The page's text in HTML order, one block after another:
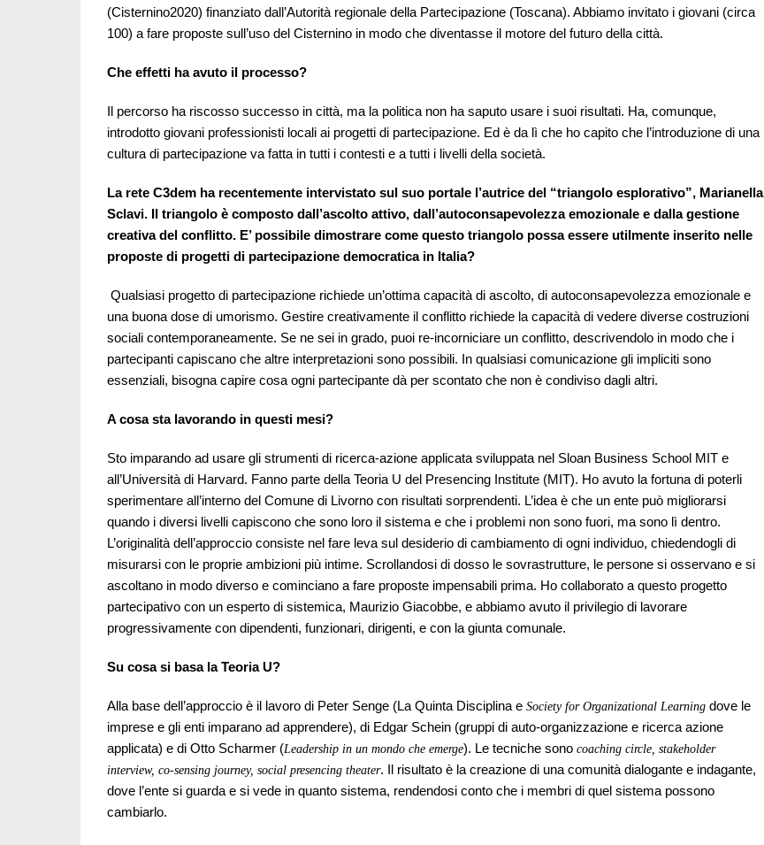
(Cisternino2020) finanziato dall’Autorità regionale della Partecipazione (Toscana). Abbiamo invitato i giovani (circa
100) a fare proposte sull’uso del Cisternino in modo che diventasse il motore del futuro della città.
Che effetti ha avuto il processo?
Il percorso ha riscosso successo in città, ma la politica non ha saputo usare i suoi risultati. Ha, comunque,
introdotto giovani professionisti locali ai progetti di partecipazione. Ed è da lì che ho capito che l’introduzione di una
cultura di partecipazione va fatta in tutti i contesti e a tutti i livelli della società.
La rete C3dem ha recentemente intervistato sul suo portale l’autrice del “triangolo esplorativo”, Marianella
Sclavi. Il triangolo è composto dall’ascolto attivo, dall’autoconsapevolezza emozionale e dalla gestione
creativa del conflitto. E’ possibile dimostrare come questo triangolo possa essere utilmente inserito nelle
proposte di progetti di partecipazione democratica in Italia?
Qualsiasi progetto di partecipazione richiede un’ottima capacità di ascolto, di autoconsapevolezza emozionale e
una buona dose di umorismo. Gestire creativamente il conflitto richiede la capacità di vedere diverse costruzioni
sociali contemporaneamente. Se ne sei in grado, puoi re-incorniciare un conflitto, descrivendolo in modo che i
partecipanti capiscano che altre interpretazioni sono possibili. In qualsiasi comunicazione gli impliciti sono
essenziali, bisogna capire cosa ogni partecipante dà per scontato che non è condiviso dagli altri.
A cosa sta lavorando in questi mesi?
Sto imparando ad usare gli strumenti di ricerca-azione applicata sviluppata nel Sloan Business School MIT e
all’Università di Harvard. Fanno parte della Teoria U del Presencing Institute (MIT). Ho avuto la fortuna di poterli
sperimentare all’interno del Comune di Livorno con risultati sorprendenti. L’idea è che un ente può migliorarsi
quando i diversi livelli capiscono che sono loro il sistema e che i problemi non sono fuori, ma sono lì dentro.
L’originalità dell’approccio consiste nel fare leva sul desiderio di cambiamento di ogni individuo, chiedendogli di
misurarsi con le proprie ambizioni più intime. Scrollandosi di dosso le sovrastrutture, le persone si osservano e si
ascoltano in modo diverso e cominciano a fare proposte impensabili prima. Ho collaborato a questo progetto
partecipativo con un esperto di sistemica, Maurizio Giacobbe, e abbiamo avuto il privilegio di lavorare
progressivamente con dipendenti, funzionari, dirigenti, e con la giunta comunale.
Su cosa si basa la Teoria U?
Alla base dell’approccio è il lavoro di Peter Senge (La Quinta Disciplina e Society for Organizational Learning dove le
imprese e gli enti imparano ad apprendere), di Edgar Schein (gruppi di auto-organizzazione e ricerca azione
applicata) e di Otto Scharmer (Leadership in un mondo che emerge). Le tecniche sono coaching circle, stakeholder
interview, co-sensing journey, social presencing theater. Il risultato è la creazione di una comunità dialogante e indagante,
dove l’ente si guarda e si vede in quanto sistema, rendendosi conto che i membri di quel sistema possono
cambiarlo.